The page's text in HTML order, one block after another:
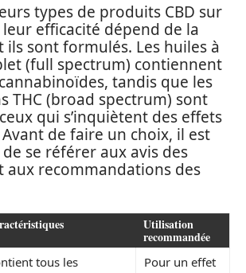
types de produits CBD sur
efficacité dépend de la
sont formulés. Les huiles à
(full spectrum) contiennent
tandis que les
THC (broad spectrum) sont
qui s’inquiètent des effets
de faire un choix, il est
se référer aux avis des
aux recommandations des
Utilisation
recommandée
tous les
Pour un effet